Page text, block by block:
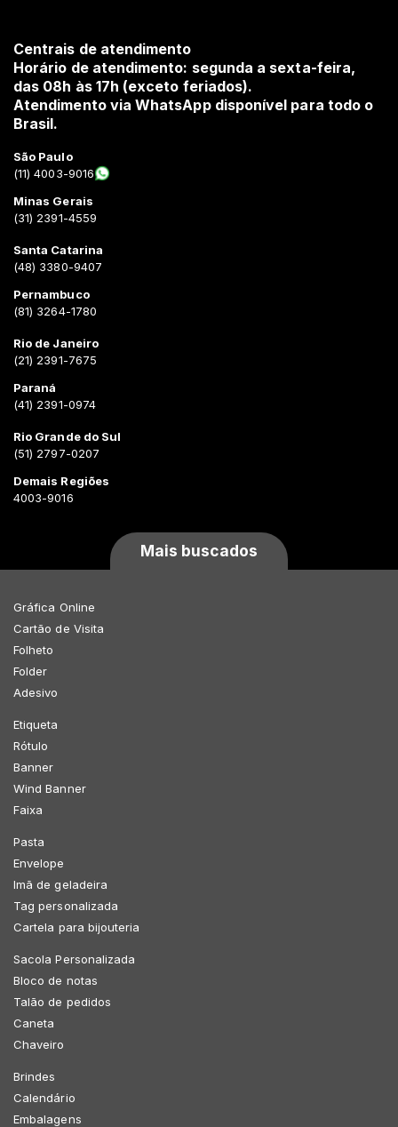
Centrais de atendimento
Horário de atendimento: segunda a sexta-feira,
das 08h às 17h (exceto feriados).
Atendimento via WhatsApp disponível para todo o
Brasil.
São Paulo
(11) 4003-9016
Minas Gerais
(31) 2391-4559
Santa Catarina
(48) 3380-9407
Pernambuco
(81) 3264-1780
Rio de Janeiro
(21) 2391-7675
Paraná
(41) 2391-0974
Rio Grande do Sul
(51) 2797-0207
Demais Regiões
4003-9016
Mais buscados
Gráfica Online
Cartão de Visita
Folheto
Folder
Adesivo
Etiqueta
Rótulo
Banner
Wind Banner
Faixa
Pasta
Envelope
Imã de geladeira
Tag personalizada
Cartela para bijouteria
Sacola Personalizada
Bloco de notas
Talão de pedidos
Caneta
Chaveiro
Brindes
Calendário
Embalagens